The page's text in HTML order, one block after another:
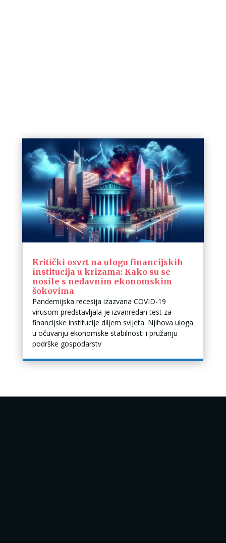
Kritički osvrt na ulogu financijskih
institucija u krizama: Kako su se
nosile s nedavnim ekonomskim
šokovima
Pandemijska recesija izazvana COVID-19
virusom predstavljala je izvanredan test za
financijske institucije diljem svijeta. Njihova uloga
u očuvanju ekonomske stabilnosti i pružanju
podrške gospodarstv